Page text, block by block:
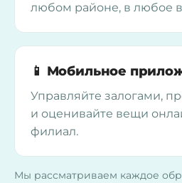
любом районе, в любое
📱 Мобильное
Управляйте залогами,
и оценивайте вещи
филиал.
Мы рассматриваем каждое